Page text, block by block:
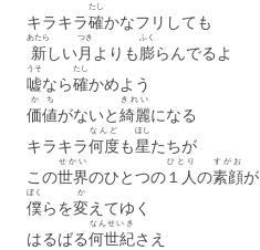
キラキラ確
たし
かなフリしても
新
あたら
しい月
つき
よりも膨
ふく
らんでるよ
嘘
うそ
なら確
たし
かめよう
価値
かち
がないと綺麗
きれい
になる
キラキラ何度
なんど
も星
ほし
たちが
この世界
せかい
のひとつの１人
ひとり
の素顔
すがお
が
僕
ぼく
らを変
か
えてゆく
はるばる何世紀
なんせいき
さえ